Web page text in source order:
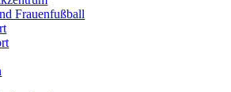
Frauenfußball